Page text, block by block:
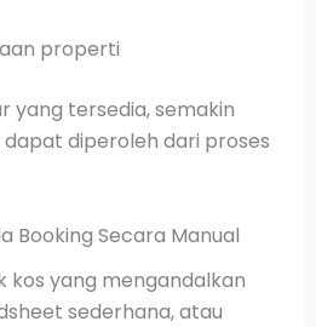
properti
yang tersedia, semakin
diperoleh dari proses
Booking Secara Manual
kos yang mengandalkan
sederhana, atau